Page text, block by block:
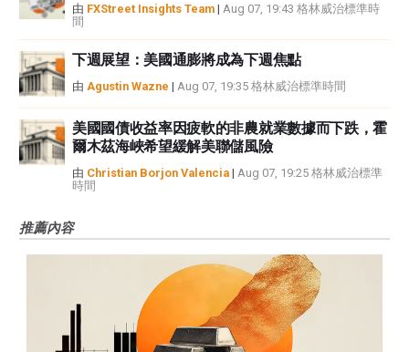
由 FXStreet Insights Team | Aug 07, 19:43 格林威治標準時
間
下週展望：美國通膨將成為下週焦點
由 Agustin Wazne | Aug 07, 19:35 格林威治標準時間
美國國債收益率因疲軟的非農就業數據而下跌，霍
爾木茲海峽希望緩解美聯儲風險
由 Christian Borjon Valencia | Aug 07, 19:25 格林威治標準
時間
推薦內容